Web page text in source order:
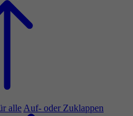
alle Auf- oder Zuklappen